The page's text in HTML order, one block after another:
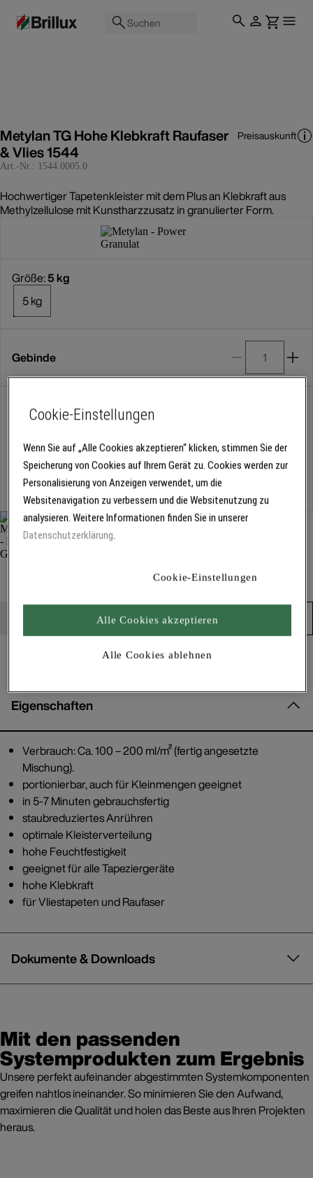
Suchen
Metylan TG Hohe Klebkraft Raufaser
& Vlies 1544
Art.-Nr.: 1544.0005.0
Preisauskunft
Hochwertiger Tapetenkleister mit dem Plus an Klebkraft aus
Methylzellulose mit Kunstharzzusatz in granulierter Form.
Größe:5 kg
5 kg
Gebinde
Abholung
Für Verfügbarkeiten bitteanmelden
Kostenlose Lieferung
Für Lieferzeiten bitte anmelden
Produkt in den Warenkorb
Eigenschaften
Verbrauch: Ca. 100 – 200 ml/m² (fertig angesetzte
Mischung).
portionierbar, auch für Kleinmengen geeignet
in 5-7 Minuten gebrauchsfertig
staubreduziertes Anrühren
optimale Kleisterverteilung
hohe Feuchtfestigkeit
geeignet für alle Tapeziergeräte
hohe Klebkraft
für Vliestapeten und Raufaser
Dokumente & Downloads
Mit den passenden
Systemprodukten zum Ergebnis
Unsere perfekt aufeinander abgestimmten Systemkomponenten
greifen nahtlos ineinander. So minimieren Sie den Aufwand,
maximieren die Qualität und holen das Beste aus Ihren Projekten
heraus.
Cookie-Einstellungen
Wenn Sie auf „Alle Cookies akzeptieren“ klicken, stimmen Sie der
Speicherung von Cookies auf Ihrem Gerät zu. Cookies werden zur
Personalisierung von Anzeigen verwendet, um die
Websitenavigation zu verbessern und die Websitenutzung zu
analysieren. Weitere Informationen finden Sie in unserer
Datenschutzerklärung.
Cookie-Einstellungen
Alle Cookies ablehnen
Alle Cookies akzeptieren